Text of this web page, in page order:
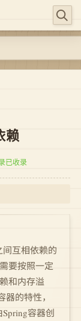
赖
已收录
互相依赖的
要按照一定
和内存溢
的特性，
容器创